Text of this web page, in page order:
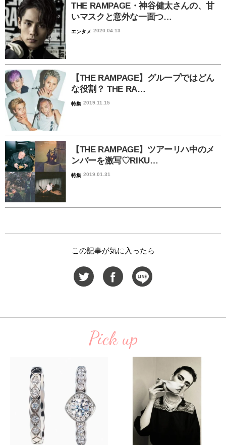
THE RAMPAGE・神谷健太さんの、甘
いマスクと意外な一面つ…
エンタメ 2020.04.13
【THE RAMPAGE】グループではどん
な役割？ THE RA…
特集 2019.11.15
【THE RAMPAGE】ツアーリハ中のメ
ンバーを激写♡RIKU…
特集 2019.01.31
この記事が気に入ったら
Pick up